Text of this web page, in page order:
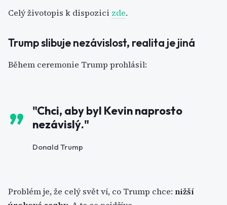
Celý životopis k dispozici zde.
Trump slibuje nezávislost, realita je jiná
Během ceremonie Trump prohlásil:
"Chci, aby byl Kevin naprosto
nezávislý."
Donald Trump
Problém je, že celý svět ví, co Trump chce: nižší